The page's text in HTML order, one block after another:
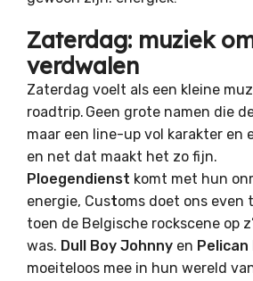
Zaterdag: muziek
verdwalen
Zaterdag voelt als een kleine
roadtrip. Geen grote namen die
maar een line-up vol karakter en
en net dat maakt het zo fijn.
Ploegendienst komt met hun
energie, Customs doet ons even
toen de Belgische rockscene op
was. Dull Boy Johnny en
moeiteloos mee in hun wereld